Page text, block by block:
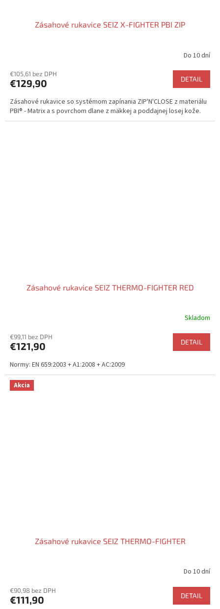
Zásahové rukavice SEIZ X-FIGHTER PBI ZIP
produktu
je
z
5
hviezdičiek.
Do 10 dní
€105,61 bez DPH
€129,90 DETAIL
Zásahové rukavice so systémom zapínania ZIP'N'CLOSE z materiálu
PBI® - Matrix a s povrchom dlane z mäkkej a poddajnej losej kože.
Zásahové rukavice SEIZ THERMO-FIGHTER RED
produktu
je
z
5
hviezdičiek.
Skladom
€99,11 bez DPH
€121,90 DETAIL
Normy: EN 659:2003 + A1:2008 + AC:2009
Akcia
Zásahové rukavice SEIZ THERMO-FIGHTER
produktu
je
Do 10 dní
€90,98 bez DPH
€111,90 DETAIL